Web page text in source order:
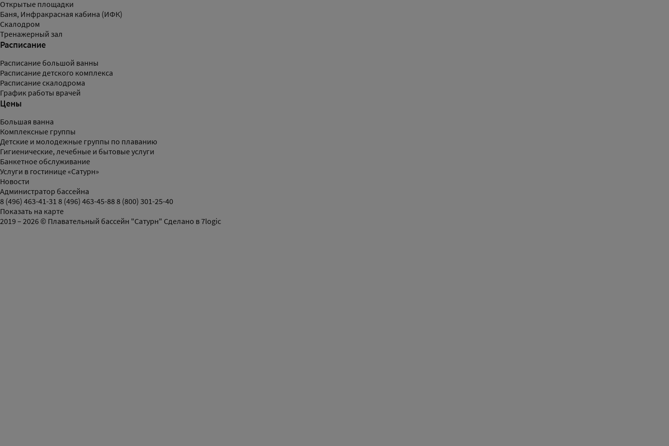
Открытые площадки
Баня, Инфракрасная кабина (ИФК)
Скалодром
Тренажерный зал
Расписание
Расписание большой ванны
Расписание детского комплекса
Расписание скалодрома
График работы врачей
Цены
Большая ванна
Комплексные группы
Детские и молодежные группы по плаванию
Гигиенические, лечебные и бытовые услуги
Банкетное обслуживание
Услуги в гостинице «Сатурн»
Новости
Администратор бассейна
8 (496) 463-41-31 8 (496) 463-45-888 (800) 301-25-40
Показать на карте
2019 – 2026 © Плавательный бассейн "Сатурн" Сделано в7logic